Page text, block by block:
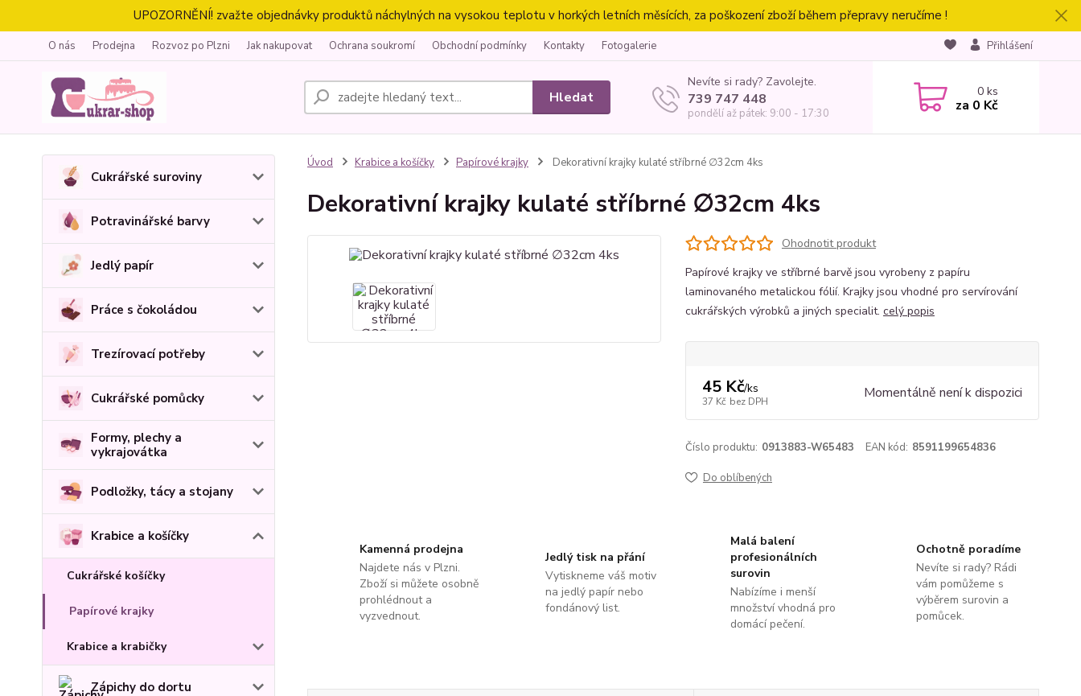
UPOZORNĚNÍ! zvažte objednávky produktů náchylných na vysokou teplotu v horkých letních měsících, za poškození zboží během přepravy neručíme !
O nás Prodejna Rozvoz po Plzni Jak nakupovat Ochrana soukromí Obchodní podmínky Kontakty Fotogalerie Přihlášení
Hledat
Nevíte si rady? Zavolejte.
739 747 448
pondělí až pátek: 9:00 - 17:30
0ks
za 0 Kč
Cukrářské suroviny
Potravinářské barvy
Jedlý papír
Práce s čokoládou
Trezírovací potřeby
Cukrářské pomůcky
Formy, plechy a
vykrajovátka
Podložky, tácy a stojany
Krabice a košíčky
Cukrářské košíčky
Papírové krajky
Krabice a krabičky
Zápichy do dortu
Úvod Krabice a košíčky Papírové krajky Dekorativní krajky kulaté stříbrné ∅32cm 4ks
Dekorativní krajky kulaté stříbrné ∅32cm 4ks
Ohodnotit produkt
Papírové krajky ve stříbrné barvě jsou vyrobeny z papíru
laminovaného metalickou fólií. Krajky jsou vhodné pro servírování
cukrářských výrobků a jiných specialit. celý popis
45 Kč/ks
37 Kč bez DPH Momentálně není k dispozici
Číslo produktu: 0913883-W65483 EAN kód: 8591199654836
Do oblíbených
Kamenná prodejna
Najdete nás v Plzni.
Zboží si můžete osobně
prohlédnout a
vyzvednout.
Jedlý tisk na přání
Vytiskneme váš motiv
na jedlý papír nebo
fondánový list.
Malá balení
profesionálních
surovin
Nabízíme i menší
množství vhodná pro
domácí pečení.
Ochotně poradíme
Nevíte si rady? Rádi
vám pomůžeme s
výběrem surovin a
pomůcek.